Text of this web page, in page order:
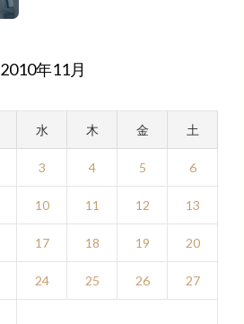
2010年11月
水 木 金 土
3 4 5 6
10 11 12 13
17 18 19 20
24 25 26 27